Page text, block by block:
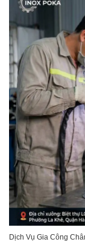
Dịch Vụ Gia Công